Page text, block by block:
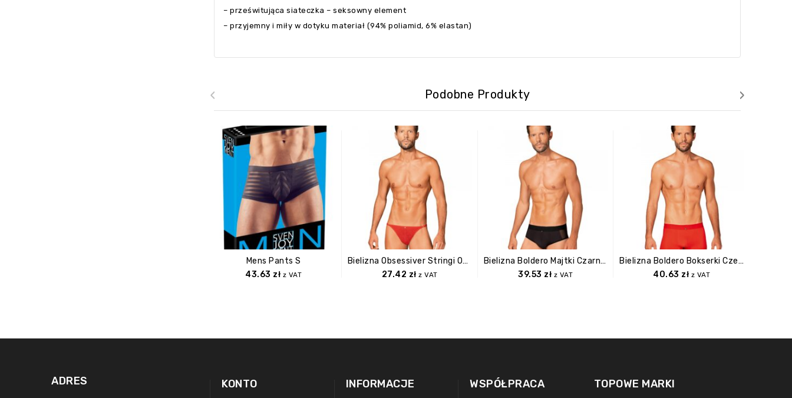
– prześwitująca siateczka – seksowny element
– przyjemny i miły w dotyku materiał (94% poliamid, 6% elastan)
Podobne Produkty
Mens Pants S
43.63 zł z VAT
Bielizna Obsessiver Stringi O/S
27.42 zł z VAT
Bielizna Boldero Majtki Czarne S/M
39.53 zł z VAT
Bielizna Boldero Bokserki Czerwone L/XL
40.63 zł z VAT
‹ ›
ADRES KONTO INFORMACJE WSPÓŁPRACA TOPOWE MARKI